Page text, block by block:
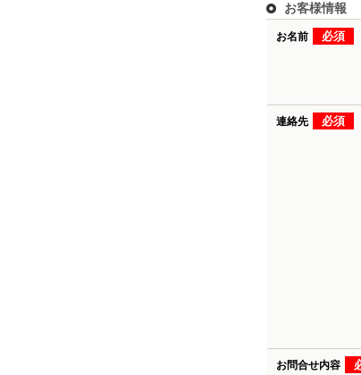
お客様情報
お名前 必須
連絡先 必須
お問合せ内容